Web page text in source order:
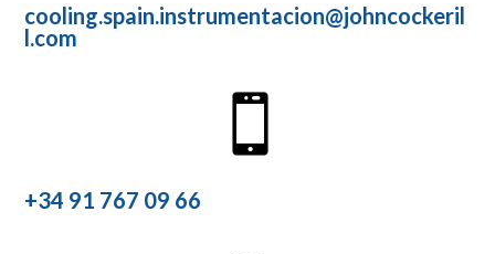
cooling.spain.instrumentacion@johncockeril
l.com

+34 91 767 09 66